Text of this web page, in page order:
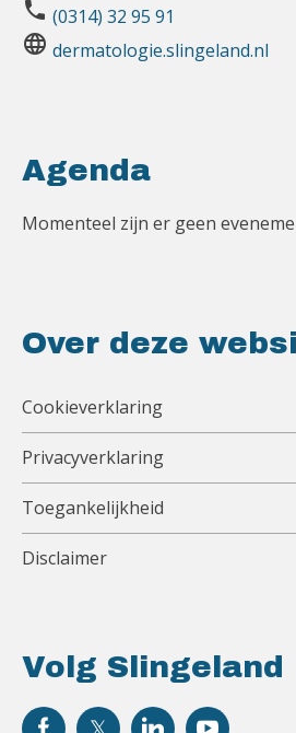
phone (0314) 32 95 91
language dermatologie.slingeland.nl
Volg Slingeland
Agenda
Momenteel zijn er geen
Over deze
Cookieverklaring
Privacyverklaring
Toegankelijkheid
Disclaimer